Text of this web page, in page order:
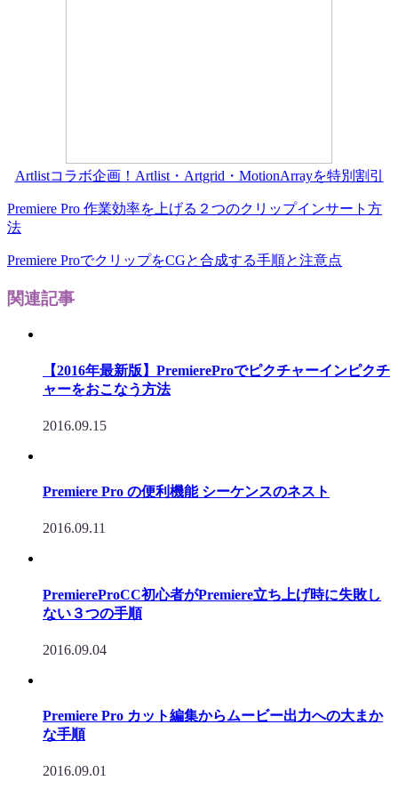
Artlistコラボ企画！Artlist・Artgrid・MotionArrayを特別割引
Premiere Pro 作業効率を上げる２つのクリップインサート方
法
Premiere ProでクリップをCGと合成する手順と注意点
関連記事
【2016年最新版】PremiereProでピクチャーインピクチ
ャーをおこなう方法
2016.09.15
Premiere Pro の便利機能 シーケンスのネスト
2016.09.11
PremiereProCC初心者がPremiere立ち上げ時に失敗し
ない３つの手順
2016.09.04
Premiere Pro カット編集からムービー出力への大まか
な手順
2016.09.01